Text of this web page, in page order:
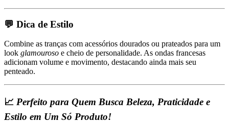
💬 Dica de Estilo
Combine as tranças com acessórios dourados ou prateados para um
look glamouroso e cheio de personalidade. As ondas francesas
adicionam volume e movimento, destacando ainda mais seu
penteado.
📈 Perfeito para Quem Busca Beleza, Praticidade e
Estilo em Um Só Produto!